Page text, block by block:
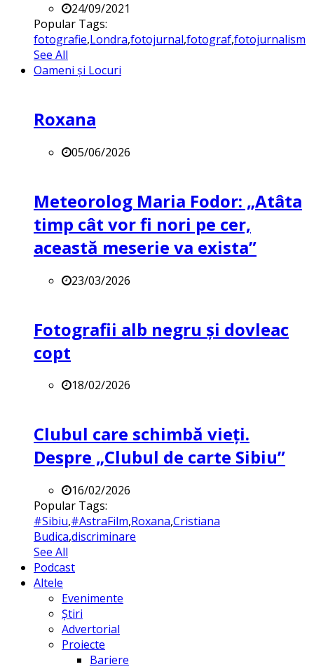
24/09/2021
Popular Tags:
fotografie,Londra,fotojurnal,fotograf,fotojurnalism
See All
Oameni și Locuri
Roxana
05/06/2026
Meteorolog Maria Fodor: „Atâta
timp cât vor fi nori pe cer,
această meserie va exista”
23/03/2026
Fotografii alb negru și dovleac
copt
18/02/2026
Clubul care schimbă vieți.
Despre „Clubul de carte Sibiu”
16/02/2026
Popular Tags:
#Sibiu,#AstraFilm,Roxana,Cristiana
Budica,discriminare
See All
Podcast
Altele
Evenimente
Știri
Advertorial
Proiecte
Bariere